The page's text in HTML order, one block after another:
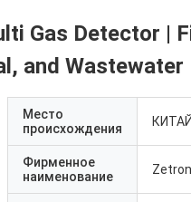
Gas Detector |
and Wastewater
Место
происхождения
КИТАЙ
Фирменное
наименование
Zetron